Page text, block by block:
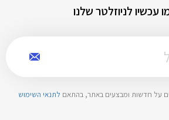
עכשיו לניוזלטר שלנו
על חדשות ומבצעים באתר, בהתאם לתנאי השימוש